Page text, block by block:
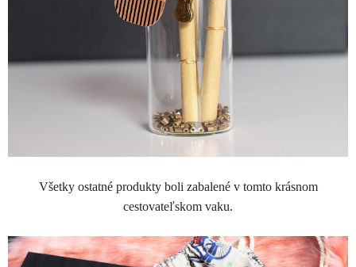
Všetky ostatné produkty boli zabalené v tomto krásnom
cestovateľskom vaku.